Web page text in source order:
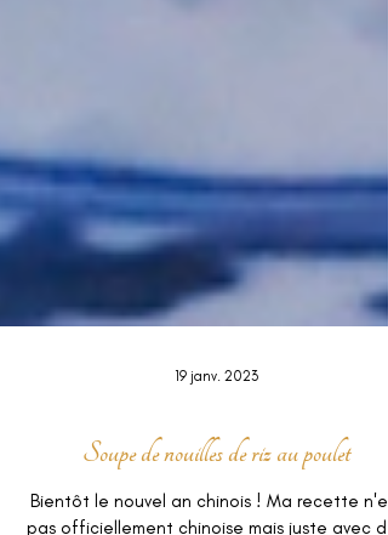
19 janv. 2023
Soupe de nouilles de riz au poulet